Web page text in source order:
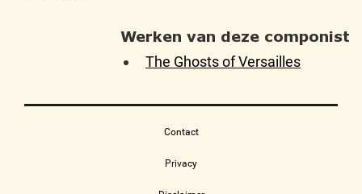
Werken van deze componist
The Ghosts of Versailles
Contact
Privacy